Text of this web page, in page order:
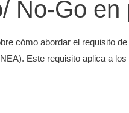
No-Go
cómo abordar el requisito
Este requisito aplica a